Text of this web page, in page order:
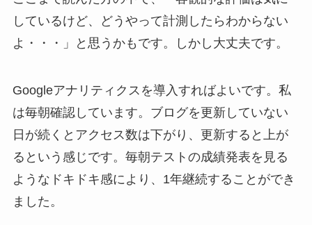
しているけど、どうやって計測したらわからない
よ・・・」と思うかもです。しかし大丈夫です。
Googleアナリティクスを導入すればよいです。私
は毎朝確認しています。ブログを更新していない
日が続くとアクセス数は下がり、更新すると上が
るという感じです。毎朝テストの成績発表を見る
ようなドキドキ感により、1年継続することができ
ました。